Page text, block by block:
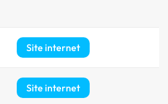
Site internet
Site internet